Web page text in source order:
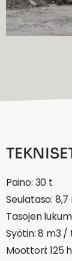
Paino: 30 t
Seulataso: 8,7
Tasojen
Syötin: 8 m3
Moottori: 125